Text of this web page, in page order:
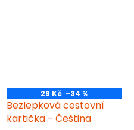
29 Kč –34 %
Bezlepková cestovní
kartička - Čeština